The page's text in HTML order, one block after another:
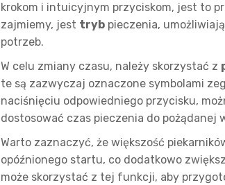
krokom i intuicyjnym przyciskom, jest to
zajmiemy, jest tryb pieczenia,
potrzeb.
W celu zmiany czasu, należy skorzystać z
te są zazwyczaj oznaczone symbolami
naciśnięciu odpowiedniego przycisku,
dostosować czas pieczenia do pożądanej
Warto zaznaczyć, że większość
opóźnionego startu, co dodatkowo
może skorzystać z tej funkcji, aby